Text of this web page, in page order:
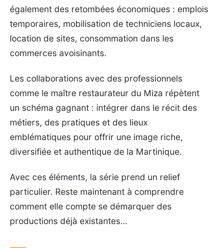
également des retombées économiques : emplois
temporaires, mobilisation de techniciens locaux,
location de sites, consommation dans les
commerces avoisinants.
Les collaborations avec des professionnels
comme le maître restaurateur du Miza répètent
un schéma gagnant : intégrer dans le récit des
métiers, des pratiques et des lieux
emblématiques pour offrir une image riche,
diversifiée et authentique de la Martinique.
Avec ces éléments, la série prend un relief
particulier. Reste maintenant à comprendre
comment elle compte se démarquer des
productions déjà existantes…